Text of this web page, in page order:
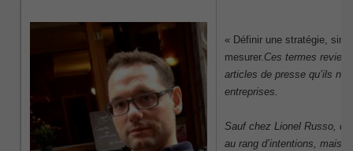
« Définir une stratégie,
mesurer.Ces termes
articles de presse qu’ils ne
entreprises.
Sauf chez Lionel Russo,
au rang d’intentions, mais